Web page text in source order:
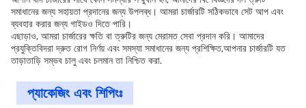
সমাধানের জন্য সহায়তা প্রদানের জন্য উপলব্ধ। আমরা চার্জারটি সঠিকভাবে সেট আপ এবং
ব্যবহার করার জন্য গাইডও দিতে পারি।
এছাড়াও, আমরা চার্জারের ক্ষতি বা ত্রুটির জন্য মেরামত সেবা প্রদান করি। আমাদের
প্রযুক্তিবিদরা দ্রুত রোগ নির্ণয় এবং সমস্যা সমাধানের জন্য প্রশিক্ষিত,আপনার চার্জারটি যত
তাড়াতাড়ি সম্ভব চালু এবং চলমান তা নিশ্চিত করা.
প্যাকেজিং এবং শিপিংঃ